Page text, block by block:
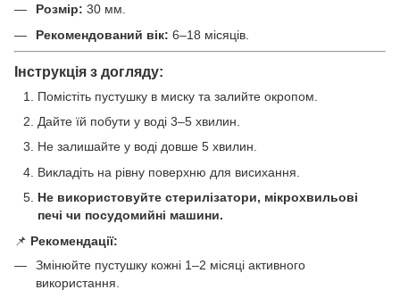
Розмір: 30 мм.
Рекомендований вік: 6–18 місяців.
Інструкція з догляду:
Помістіть пустушку в миску та залийте окропом.
Дайте їй побути у воді 3–5 хвилин.
Не залишайте у воді довше 5 хвилин.
Викладіть на рівну поверхню для висихання.
Не використовуйте стерилізатори, мікрохвильові
печі чи посудомийні машини.
📌 Рекомендації:
Змінюйте пустушку кожні 1–2 місяці активного
використання.